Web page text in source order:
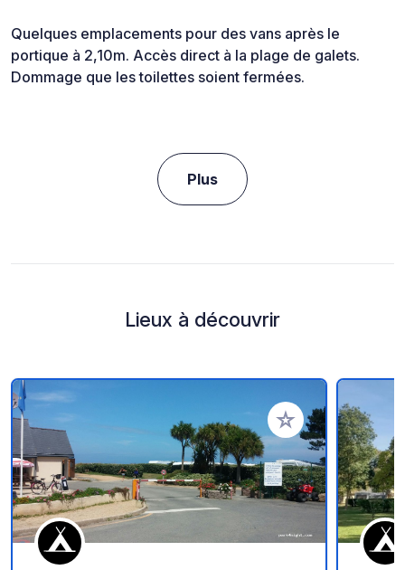
Quelques emplacements pour des vans après le
portique à 2,10m. Accès direct à la plage de galets.
Dommage que les toilettes soient fermées.
Plus
Lieux à découvrir
Ajouter à vos